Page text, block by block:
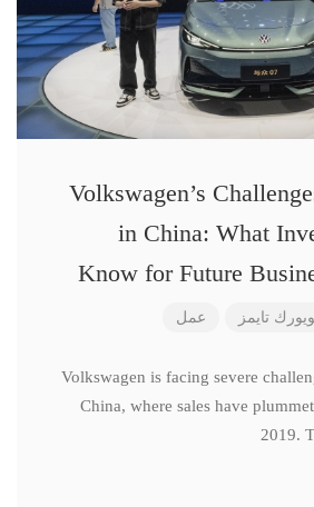
Volkswagen’s
in China: What
Know for Future
تايمز عمل
Volkswagen is facing severe
China, where sales have
2019.